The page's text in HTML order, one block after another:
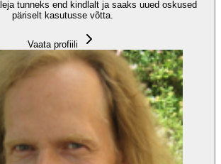
tunneks end kindlalt ja saaks uued oskused
päriselt kasutusse võtta.
Vaata profiili